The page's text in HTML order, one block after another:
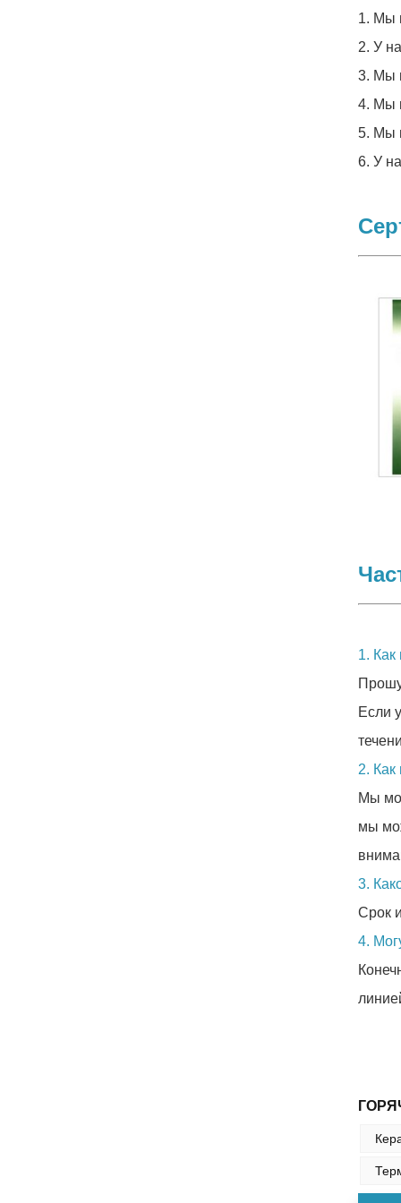
1. Мы
2. У
3. Мы
4. Мы
5. Мы
6. У
1.
Если
2.
Мы
мы
3.
Срок
4.